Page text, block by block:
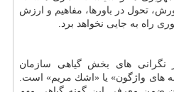
تحول در باورها، مفاهیم و ارزش
راه به جایی نخواهد برد.
نگرانی های بخش گیاهی سازمان
های واژگون» یا «اشك مریم» است.